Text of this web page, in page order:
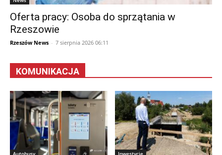
Oferta pracy: Osoba do sprzątania w
Rzeszowie
Rzeszów News - 7 sierpnia 2026 06:11
KOMUNIKACJA